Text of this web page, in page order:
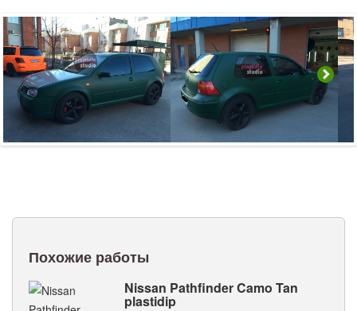
Похожие работы
Nissan Pathfinder Camo Tan
plastidip